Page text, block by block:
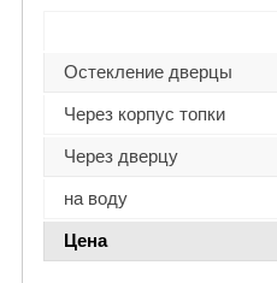
Остекление дверцы
Через корпус топки
Через дверцу
на воду
Цена